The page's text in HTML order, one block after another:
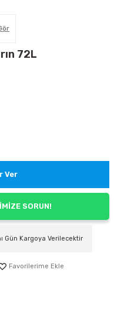
72L
Ver
SORUN!
Gün Kargoya Verilecektir